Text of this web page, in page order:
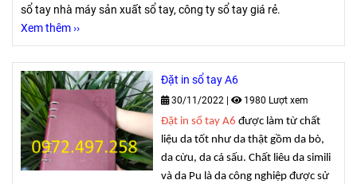
sổ tay nhà máy sản xuất sổ tay, công ty sổ tay giá rẻ.
Xem thêm ››
Đặt in sổ tay A6
30/11/2022 | 1980 Lượt xem
Đặt in sổ tay A6được làm từ chất
liệu da tốt như da thật gồm da bò,
da cừu, da cá sấu. Chất liêu da simili
và da Pu là da công nghiệp được sử